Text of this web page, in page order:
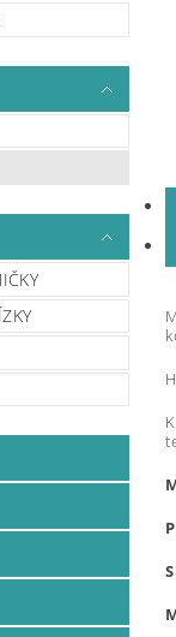
M